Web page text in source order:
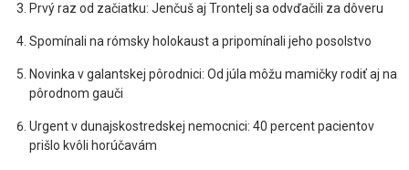
Prvý raz od začiatku: Jenčuš aj Trontelj sa odvďačili za dôveru
Spomínali na rómsky holokaust a pripomínali jeho posolstvo
Novinka v galantskej pôrodnici: Od júla môžu mamičky rodiť aj na
pôrodnom gauči
Urgent v dunajskostredskej nemocnici: 40 percent pacientov
prišlo kvôli horúčavám